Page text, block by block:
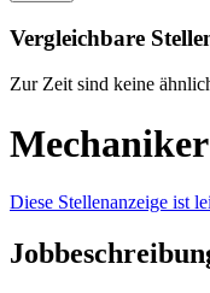
Vergleichbare
Zur Zeit sind keine
Diese Stellenanzeige ist